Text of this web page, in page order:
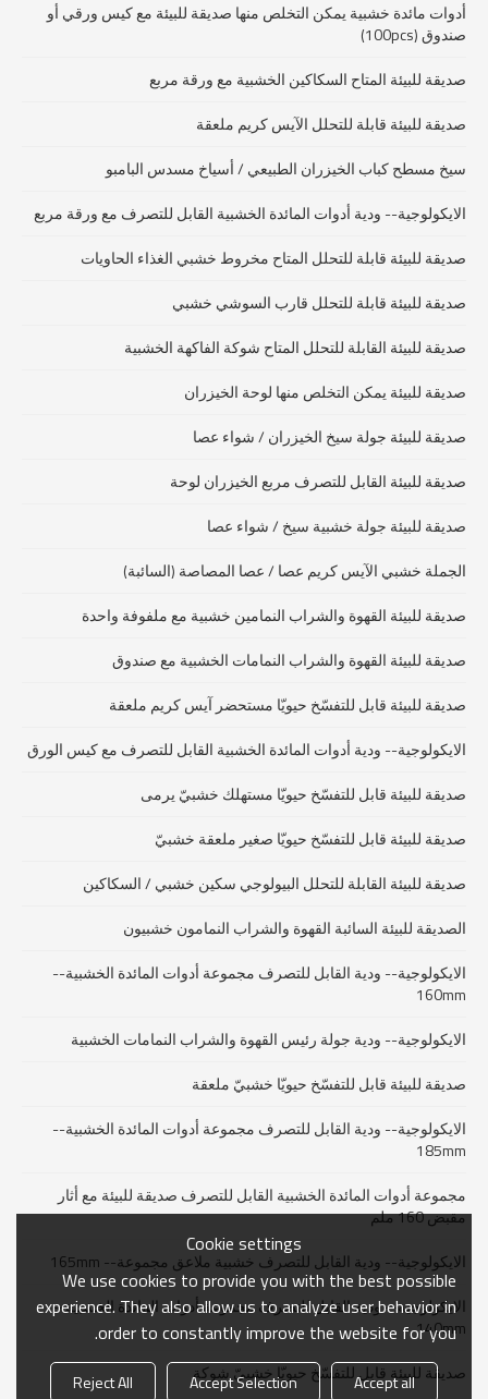
أدوات مائدة خشبية يمكن التخلص منها صديقة للبيئة مع كيس ورقي أو
صندوق (100pcs)
صديقة للبيئة المتاح السكاكين الخشبية مع ورقة مربع
صديقة للبيئة قابلة للتحلل الآيس كريم ملعقة
سيخ مسطح كباب الخيزران الطبيعي / أسياخ مسدس البامبو
الايكولوجية-- ودية أدوات المائدة الخشبية القابل للتصرف مع ورقة مربع
صديقة للبيئة قابلة للتحلل المتاح مخروط خشبي الغذاء الحاويات
صديقة للبيئة قابلة للتحلل قارب السوشي خشبي
صديقة للبيئة القابلة للتحلل المتاح شوكة الفاكهة الخشبية
صديقة للبيئة يمكن التخلص منها لوحة الخيزران
صديقة للبيئة جولة سيخ الخيزران / شواء عصا
صديقة للبيئة القابل للتصرف مربع الخيزران لوحة
صديقة للبيئة جولة خشبية سيخ / شواء عصا
الجملة خشبي الآيس كريم عصا / عصا المصاصة (السائبة)
صديقة للبيئة القهوة والشراب النمامين خشبية مع ملفوفة واحدة
صديقة للبيئة القهوة والشراب النمامات الخشبية مع صندوق
صديقة للبيئة قابل للتفسّخ حيويّا مستحضر آيس كريم ملعقة
الايكولوجية-- ودية أدوات المائدة الخشبية القابل للتصرف مع كيس الورق
صديقة للبيئة قابل للتفسّخ حيويّا مستهلك خشبيّ يرمى
صديقة للبيئة قابل للتفسّخ حيويّا صغير ملعقة خشبيّ
صديقة للبيئة القابلة للتحلل البيولوجي سكين خشبي / السكاكين
الصديقة للبيئة السائبة القهوة والشراب النمامون خشبيون
الايكولوجية-- ودية القابل للتصرف مجموعة أدوات المائدة الخشبية--
160mm
الايكولوجية-- ودية جولة رئيس القهوة والشراب النمامات الخشبية
صديقة للبيئة قابل للتفسّخ حيويّا خشبيّ ملعقة
الايكولوجية-- ودية القابل للتصرف مجموعة أدوات المائدة الخشبية--
185mm
مجموعة أدوات المائدة الخشبية القابل للتصرف صديقة للبيئة مع أثار
مقبض 160 ملم
الايكولوجية-- ودية القابل للتصرف خشبية ملاعق مجموعة-- 165mm
الايكولوجية-- ودية القابل للتصرف مجموعة أدوات المائدة الخشبية--
140mm
صديقة للبيئة قابل للتفسّخ حيويّا خشبيّ شوكة
Cookie settings
We use cookies to provide you with the best possible
experience. They also allow us to analyze user behavior in
order to constantly improve the website for you.
Accept all
Accept Selection
Reject All